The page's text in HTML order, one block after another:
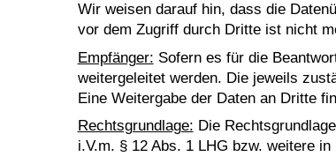
Wir weisen darauf hin, dass die
vor dem Zugriff durch Dritte ist nicht
Empfänger: Sofern es für die
weitergeleitet werden. Die jeweils
Eine Weitergabe der Daten an Dritte
Rechtsgrundlage: Die
i.V.m. § 12 Abs. 1 LHG bzw. weitere